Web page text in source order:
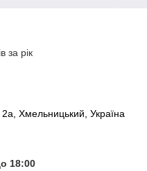
за рік
Хмельницький, Україна
18:00